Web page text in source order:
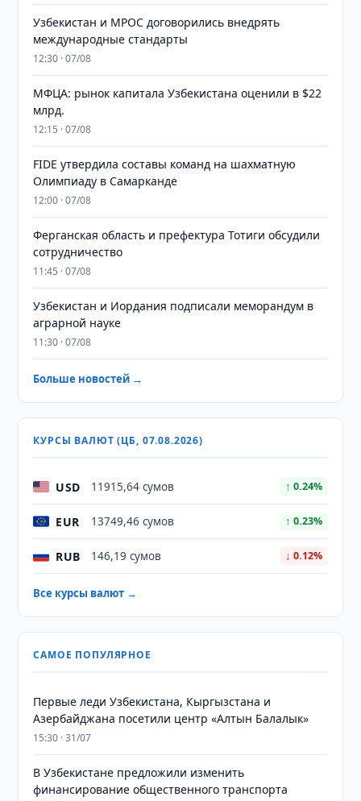
Узбекистан и MPOC договорились внедрять
международные стандарты
12:30 · 07/08
МФЦА: рынок капитала Узбекистана оценили в $22
млрд.
12:15 · 07/08
FIDE утвердила составы команд на шахматную
Олимпиаду в Самарканде
12:00 · 07/08
Ферганская область и префектура Тотиги обсудили
сотрудничество
11:45 · 07/08
Узбекистан и Иордания подписали меморандум в
аграрной науке
11:30 · 07/08
Больше новостей →
КУРСЫ ВАЛЮТ (ЦБ, 07.08.2026)
USD 11915,64 сумов ↑ 0.24%
EUR 13749,46 сумов ↑ 0.23%
RUB 146,19 сумов ↓ 0.12%
Все курсы валют →
САМОЕ ПОПУЛЯРНОЕ
Первые леди Узбекистана, Кыргызстана и
Азербайджана посетили центр «Алтын Балалык»
15:30 · 31/07
В Узбекистане предложили изменить
финансирование общественного транспорта